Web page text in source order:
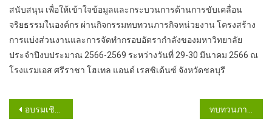
สนับสนุน เพื่อให้เข้าใจข้อมูลและกระบวนการด้านการขับเคลื่อน
จริยธรรมในองค์กร ผ่านกิจกรรมทบทวนภารกิจหน่วยงาน โครงสร้าง
การแบ่งส่วนงานและการจัดทำกรอบอัตรากำลังของมหาวิทยาลัย
ประจำปีงบประมาณ 2566-2569 ระหว่างวันที่ 29-30 มีนาคม 2566 ณ
โรงแรมเอส ศรีราชา โฮเทล แอนด์ เรสซิเด้นซ์ จังหวัดชลบุรี
Post
อบรมเชิงปฎิบัติการฐานข้อมูลทรัพยากรท้องถิ่น 9 ใบงาน